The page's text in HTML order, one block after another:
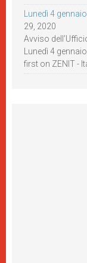
Lunedì 4
29, 2020
Avviso
Lunedì 4
first on ZENIT -